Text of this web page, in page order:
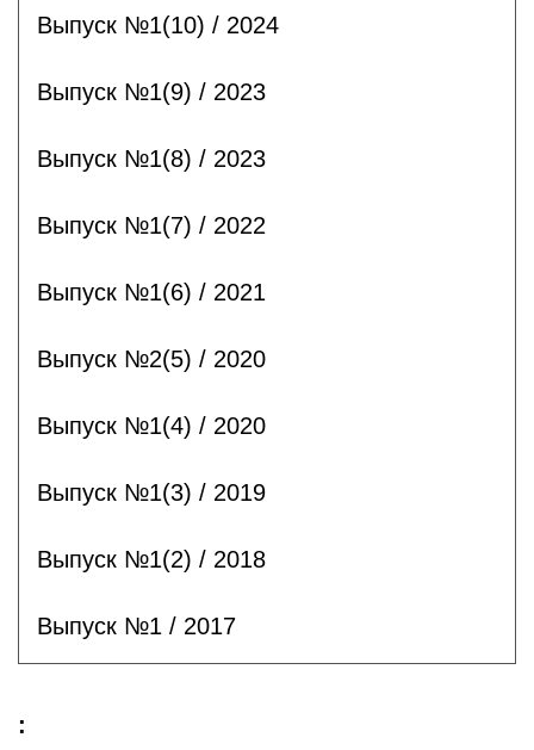
Выпуск №1(10) / 2024
Выпуск №1(9) / 2023
Выпуск №1(8) / 2023
Выпуск №1(7) / 2022
Выпуск №1(6) / 2021
Выпуск №2(5) / 2020
Выпуск №1(4) / 2020
Выпуск №1(3) / 2019
Выпуск №1(2) / 2018
Выпуск №1 / 2017
: